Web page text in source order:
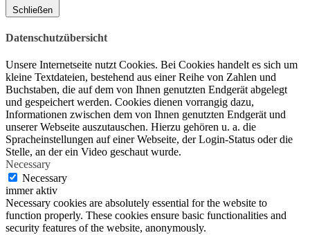
Schließen
Datenschutzübersicht
Unsere Internetseite nutzt Cookies. Bei Cookies handelt es sich um
kleine Textdateien, bestehend aus einer Reihe von Zahlen und
Buchstaben, die auf dem von Ihnen genutzten Endgerät abgelegt
und gespeichert werden. Cookies dienen vorrangig dazu,
Informationen zwischen dem von Ihnen genutzten Endgerät und
unserer Webseite auszutauschen. Hierzu gehören u. a. die
Spracheinstellungen auf einer Webseite, der Login-Status oder die
Stelle, an der ein Video geschaut wurde.
Necessary
Necessary
immer aktiv
Necessary cookies are absolutely essential for the website to
function properly. These cookies ensure basic functionalities and
security features of the website, anonymously.